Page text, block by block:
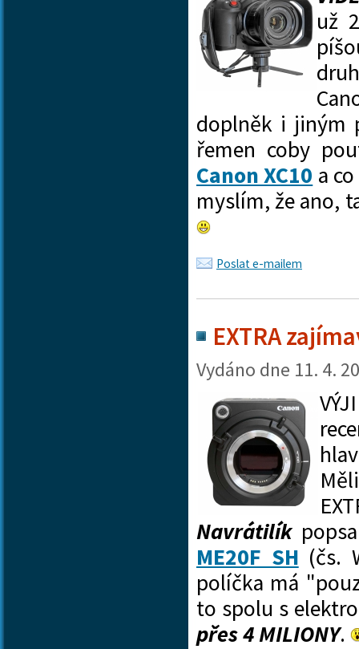
už
doplněk i jiným
řemen coby
Canon XC10 a
myslím, že ano,
Poslat e-mailem
EXTRA
Vydáno dne 11. 4.
Navrátilík
ME20F SH (čs.
políčka má
to spolu s
přes 4 MILIONY.